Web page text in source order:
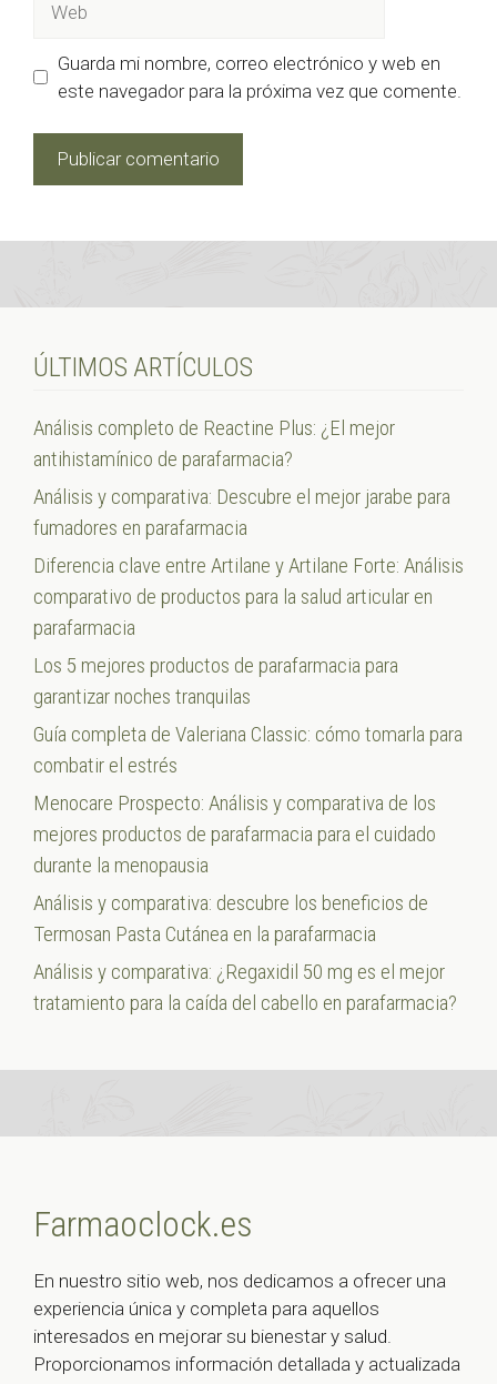
Guarda mi nombre, correo electrónico y web en
este navegador para la próxima vez que comente.
ÚLTIMOS ARTÍCULOS
Análisis completo de Reactine Plus: ¿El mejor
antihistamínico de parafarmacia?
Análisis y comparativa: Descubre el mejor jarabe para
fumadores en parafarmacia
Diferencia clave entre Artilane y Artilane Forte: Análisis
comparativo de productos para la salud articular en
parafarmacia
Los 5 mejores productos de parafarmacia para
garantizar noches tranquilas
Guía completa de Valeriana Classic: cómo tomarla para
combatir el estrés
Menocare Prospecto: Análisis y comparativa de los
mejores productos de parafarmacia para el cuidado
durante la menopausia
Análisis y comparativa: descubre los beneficios de
Termosan Pasta Cutánea en la parafarmacia
Análisis y comparativa: ¿Regaxidil 50 mg es el mejor
tratamiento para la caída del cabello en parafarmacia?
Farmaoclock.es
En nuestro sitio web, nos dedicamos a ofrecer una
experiencia única y completa para aquellos
interesados en mejorar su bienestar y salud.
Proporcionamos información detallada y actualizada